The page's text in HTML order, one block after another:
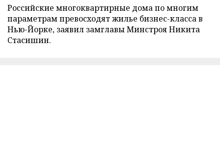
Российские многоквартирные дома по многим
параметрам превосходят жилье бизнес-класса в
Нью-Йорке, заявил замглавы Минстроя Никита
Стасишин.